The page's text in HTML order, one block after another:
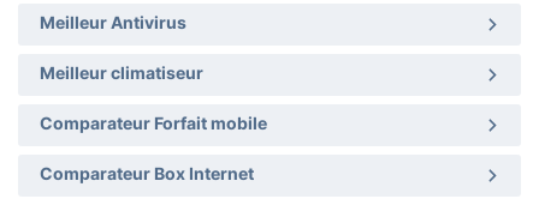
Meilleur Antivirus
Meilleur climatiseur
Comparateur Forfait mobile
Comparateur Box Internet